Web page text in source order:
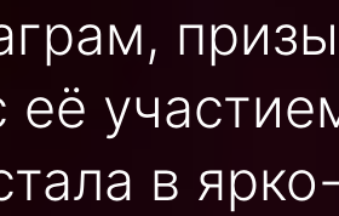
её
в